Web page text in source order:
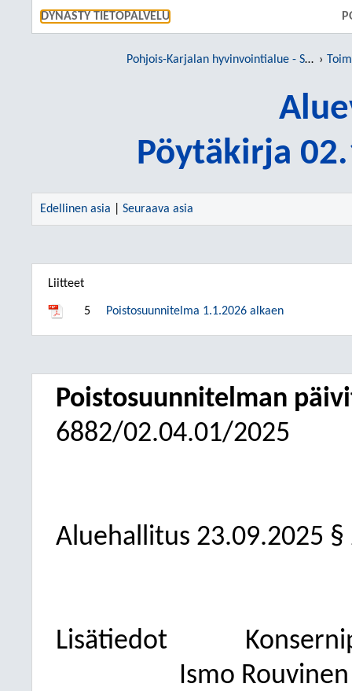
DYNASTY TIETOPALVELU SIIRRY
Pohjois-Karjalan hyvinvointialue - Siun sote
Pöytäkirja
Edellinen asia Seuraava asia
Liitteet
5 Poistosuunnitelma 1.1.2026 alkaen
Poistosuunnitelman
6882/02.04.01/2025
Aluehallitus 23.09.2025 §
Lisätiedot
Ismo Rouvinen